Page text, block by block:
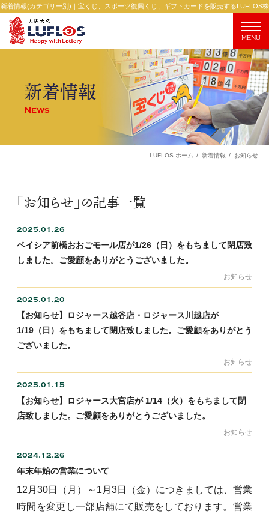
MENU
新着情報(カテゴリー別)｜宝くじ、スポーツ復興くじ、ギフトカードを販売するLUFLOS株
新着情報
News
LUFLOS ホーム 新着情報 お知らせ
「お知らせ」の記事一覧
2025.01.26
ベイシア前橋おおごモール店が1/26（日）をもちまして閉店致
しました。ご愛顧をありがとうございました。
お知らせ
2025.01.20
【お知らせ】ロジャース越谷店・ロジャース川越店が
1/19（日）をもちまして閉店致しました。ご愛顧をありがとう
ございました。
お知らせ
2025.01.15
【お知らせ】ロジャース大宮店が 1/14（火）をもちまして閉
店致しました。ご愛顧をありがとうございました。
お知らせ
2024.12.26
年末年始の営業について
12月30日（月）～1月3日（金）につきましては、営業
時間を変更し一部店舗にて販売をしております。営業